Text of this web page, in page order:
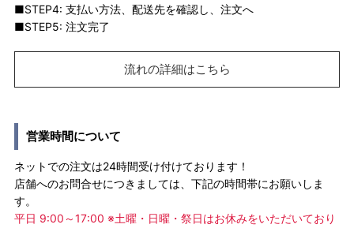
■STEP4: 支払い方法、配送先を確認し、注文へ
■STEP5: 注文完了
流れの詳細はこちら
営業時間について
ネットでの注文は24時間受け付けております！
店舗へのお問合せにつきましては、下記の時間帯にお願いしま
す。
平日 9:00～17:00 ※土曜・日曜・祭日はお休みをいただいており